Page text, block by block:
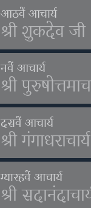
आठवें आचार्य
श्री शुकदेव जी
नवें आचार्य
श्री
दसवें आचार्य
श्री
ग्यारहवें आचार्य
श्री